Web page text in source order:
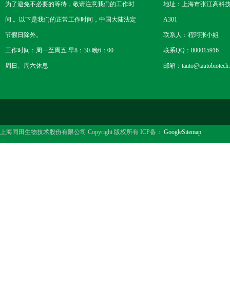
为了避免不必要的等待，敬请注意我们的工作时
间 。以下是我们的正常工作时间，中国大陆法定
节假日除外。
工作时间：周一至周五 早8：30-晚6：00
周日、周六休息
地址：上海市张江高科
A301
联系人：程珂张小姐
联系QQ：800015916
邮箱：
上海同田生物技术股份有限公司 Copyright 版权所有 ICP备： GoogleSitemap